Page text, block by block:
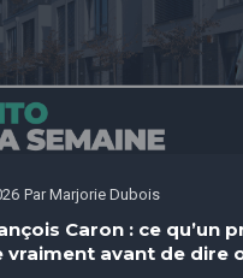
Par Marjorie Dubois
Caron : ce qu’un
vraiment avant de dire